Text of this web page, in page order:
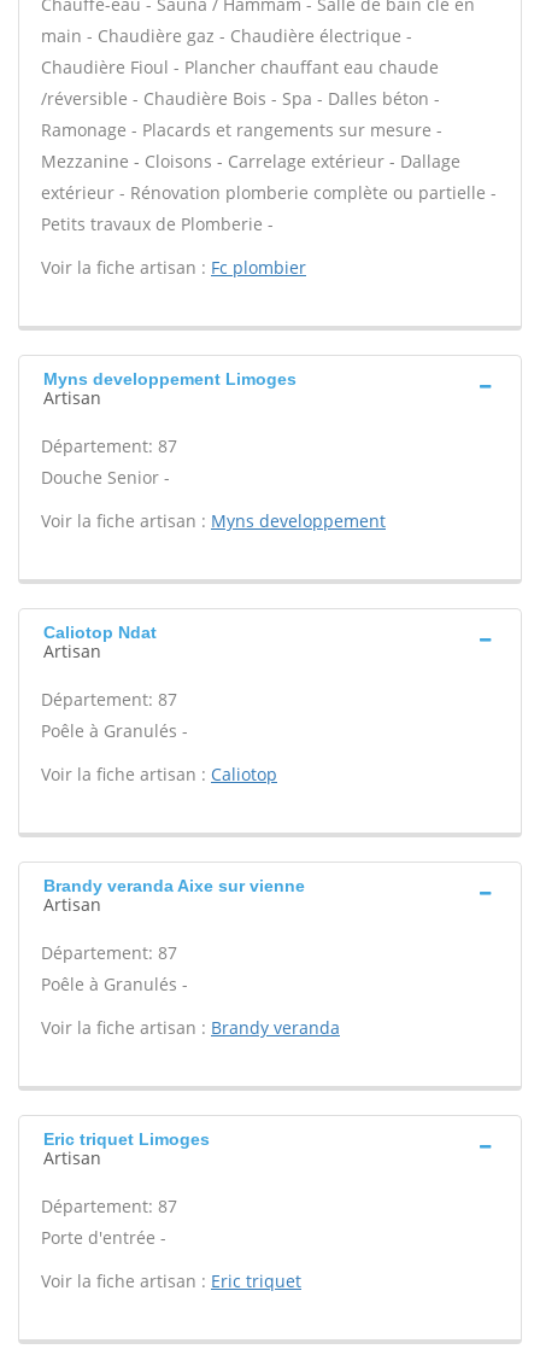
main - Chaudière gaz - Chaudière électrique -
Chaudière Fioul - Plancher chauffant eau chaude
/réversible - Chaudière Bois - Spa - Dalles béton -
Ramonage - Placards et rangements sur mesure -
Mezzanine - Cloisons - Carrelage extérieur - Dallage
extérieur - Rénovation plomberie complète ou partielle -
Petits travaux de Plomberie -
Voir la fiche artisan : Fc plombier
Myns developpement Limoges
Artisan
Département: 87
Douche Senior -
Voir la fiche artisan : Myns developpement
Caliotop Ndat
Artisan
Département: 87
Poêle à Granulés -
Voir la fiche artisan : Caliotop
Brandy veranda Aixe sur vienne
Artisan
Département: 87
Poêle à Granulés -
Voir la fiche artisan : Brandy veranda
Eric triquet Limoges
Artisan
Département: 87
Porte d'entrée -
Voir la fiche artisan : Eric triquet